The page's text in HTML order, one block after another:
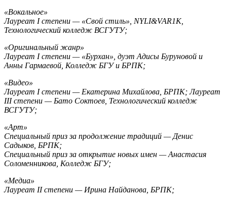
«Вокальное»
Лауреат I степени — «Свой стиль», NYLI&VAR1K,
Технологический колледж ВСГУТУ;
«Оригинальный жанр»
Лауреат I степени — «Бурхан», дуэт Адисы Буруновой и
Анны Гармаевой, Колледж БГУ и БРПК;
«Видео»
Лауреат I степени — Екатерина Михайлова, БРПК; Лауреат
III степени — Бато Соктоев, Технологический колледж
ВСГУТУ;
«Арт»
Специальный приз за продолжение традиций — Денис
Садыков, БРПК;
Специальный приз за открытие новых имен — Анастасия
Соломенникова, Колледж БГУ;
«Медиа»
Лауреат II степени — Ирина Найданова, БРПК;